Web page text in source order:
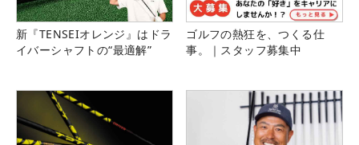
新『TENSEIオレンジ』はドラ
イバーシャフトの“最適解”
ゴルフの熱狂を、つくる仕
事。｜スタッフ募集中